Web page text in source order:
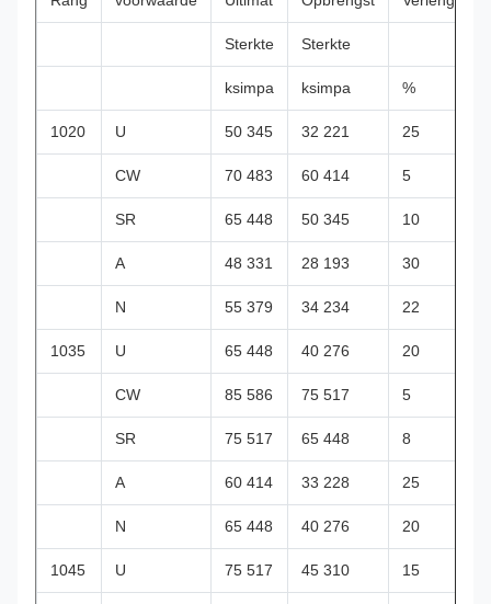
Sterkte Sterkte
ksimpa ksimpa %
1020 U 50 345 32 221 25
CW 70 483 60 414 5
SR 65 448 50 345 10
A 48 331 28 193 30
N 55 379 34 234 22
1035 U 65 448 40 276 20
CW 85 586 75 517 5
SR 75 517 65 448 8
A 60 414 33 228 25
N 65 448 40 276 20
1045 U 75 517 45 310 15